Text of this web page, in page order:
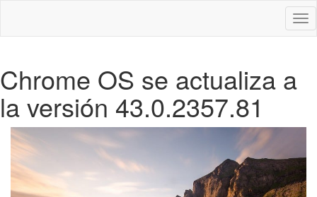
Chrome OS se actualiza a
la versión 43.0.2357.81